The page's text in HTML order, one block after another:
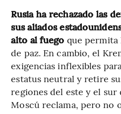
Rusia ha rechazado las
sus aliados
alto al fuego que permita
de paz. En cambio, el
exigencias inflexibles
estatus neutral y retire
regiones del este y el sur
Moscú reclama, pero no